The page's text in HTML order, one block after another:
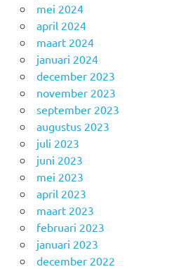
mei 2024
april 2024
maart 2024
januari 2024
december 2023
november 2023
september 2023
augustus 2023
juli 2023
juni 2023
mei 2023
april 2023
maart 2023
februari 2023
januari 2023
december 2022